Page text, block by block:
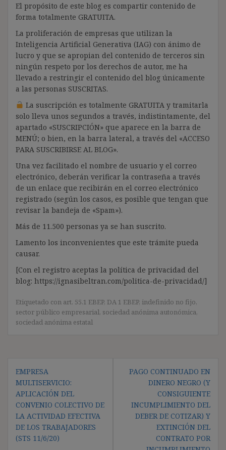
El propósito de este blog es compartir contenido de
forma totalmente GRATUITA.
La proliferación de empresas que utilizan la
Inteligencia Artificial Generativa (IAG) con ánimo de
lucro y que se apropian del contenido de terceros sin
ningún respeto por los derechos de autor, me ha
llevado a restringir el contenido del blog únicamente
a las personas SUSCRITAS.
La suscripción es totalmente GRATUITA y tramitarla
solo lleva unos segundos a través, indistintamente, del
apartado «SUSCRIPCIÓN» que aparece en la barra de
MENÚ; o bien, en la barra lateral, a través del «ACCESO
PARA SUSCRIBIRSE AL BLOG».
Una vez facilitado el nombre de usuario y el correo
electrónico, deberán verificar la contraseña a través
de un enlace que recibirán en el correo electrónico
registrado (según los casos, es posible que tengan que
revisar la bandeja de «Spam»).
Más de 11.500 personas ya se han suscrito.
Lamento los inconvenientes que este trámite pueda
causar.
[Con el registro aceptas la política de privacidad del
blog: https://ignasibeltran.com/politica-de-privacidad/]
Etiquetado con art. 55.1 EBEP, DA 1 EBEP, indefinido no fijo,
sector público empresarial, sociedad anónima autonómica,
sociedad anónima estatal
de
entradas
EMPRESA
MULTISERVICIO:
APLICACIÓN DEL
CONVENIO COLECTIVO DE
LA ACTIVIDAD EFECTIVA
DE LOS TRABAJADORES
(STS 11/6/20)
PAGO CONTINUADO EN
DINERO NEGRO (Y
CONSIGUIENTE
INCUMPLIMIENTO DEL
DEBER DE COTIZAR) Y
EXTINCIÓN DEL
CONTRATO POR